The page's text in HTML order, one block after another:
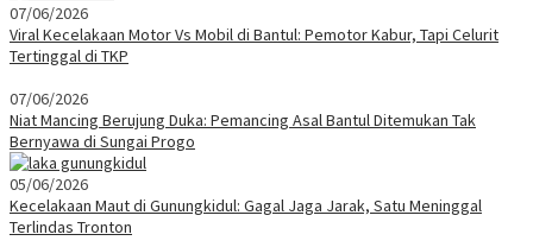
07/06/2026
Viral Kecelakaan Motor Vs Mobil di Bantul: Pemotor Kabur, Tapi Celurit
Tertinggal di TKP
07/06/2026
Niat Mancing Berujung Duka: Pemancing Asal Bantul Ditemukan Tak
Bernyawa di Sungai Progo
05/06/2026
Kecelakaan Maut di Gunungkidul: Gagal Jaga Jarak, Satu Meninggal
Terlindas Tronton